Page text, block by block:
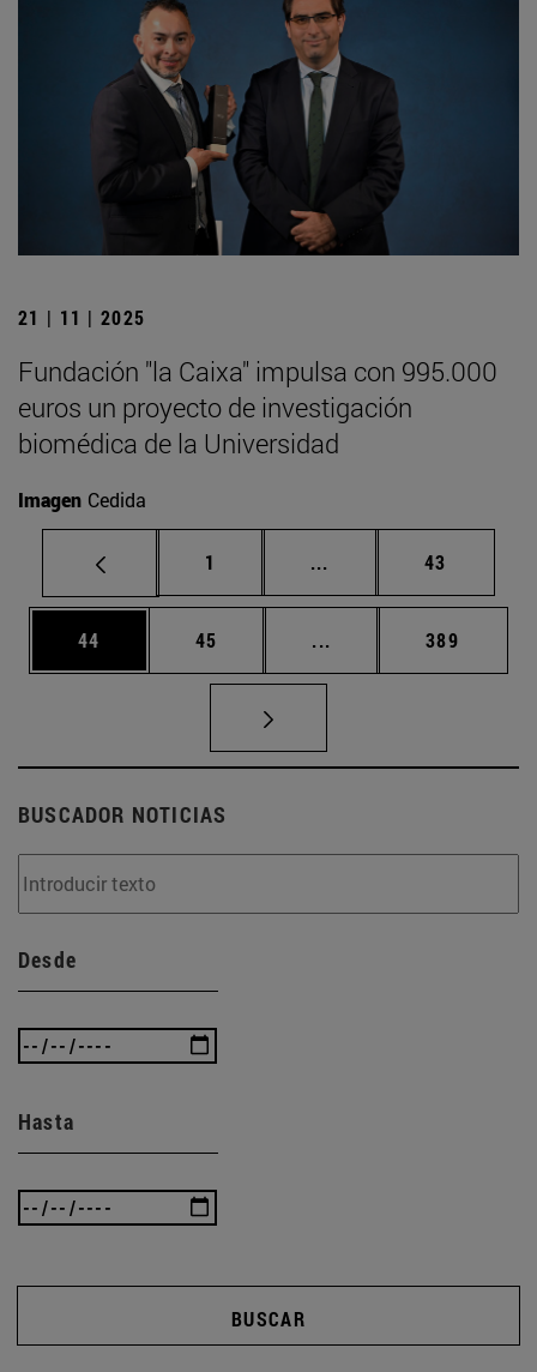
21 | 11 | 2025
Fundación "la Caixa" impulsa con 995.000
euros un proyecto de investigación
biomédica de la Universidad
Imagen Cedida
Página
1 ... Páginas intermedias
Página
43
Página
44 Página
45 ... Páginas intermedias
Página
389
BUSCADOR NOTICIAS
Desde
Hasta
BUSCAR